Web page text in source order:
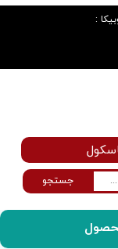
:
جستجو